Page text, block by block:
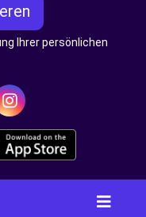
Ihrer persönlichen